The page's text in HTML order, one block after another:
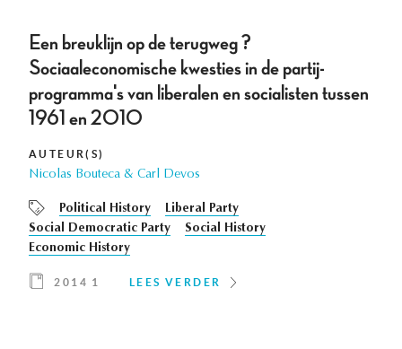
Een breuklijn op de terugweg ?
Sociaaleconomische kwesties in de partij-
programma's van liberalen en socialisten tussen
1961 en 2010
AUTEUR(S)
Nicolas Bouteca & Carl Devos
Political History
Liberal Party
Social Democratic Party
Social History
Economic History
2014 1 LEES VERDER